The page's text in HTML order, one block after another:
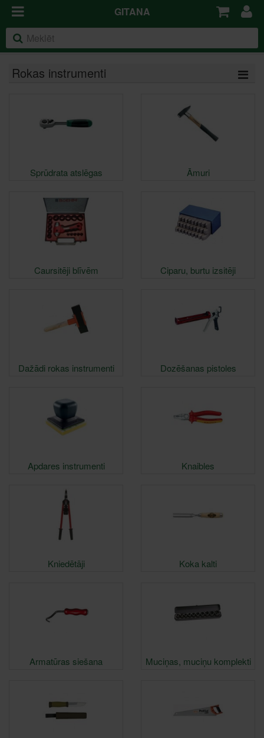
GITANA
Rokas instrumenti
Sprūdrata atslēgas Āmuri
Caursitēji blīvēm Ciparu, burtu izsitēji
Dažādi rokas instrumenti Dozēšanas pistoles
Apdares instrumenti Knaibles
Kniedētāji Koka kalti
Armatūras siešana Muciņas, muciņu komplekti